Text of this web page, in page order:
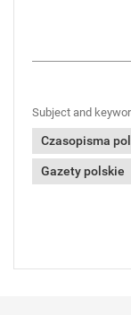
Subject and
Czasopisma
Gazety polskie